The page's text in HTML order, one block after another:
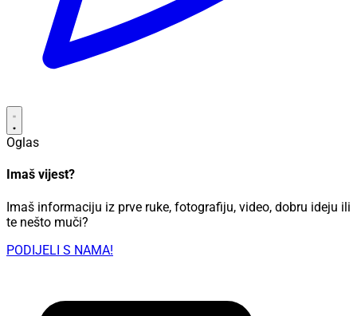
Oglas
Imaš vijest?
Imaš informaciju iz prve ruke, fotografiju, video, dobru ideju ili
te nešto muči?
PODIJELI S NAMA!